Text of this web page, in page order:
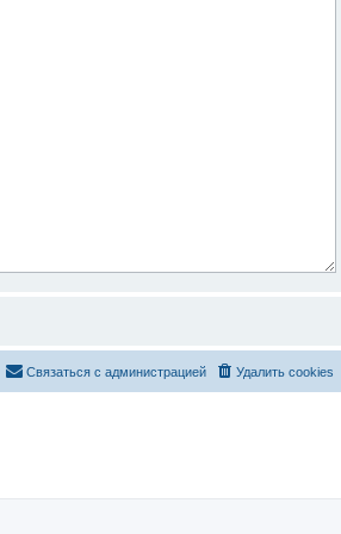
Удалить cookies
Связаться с администрацией